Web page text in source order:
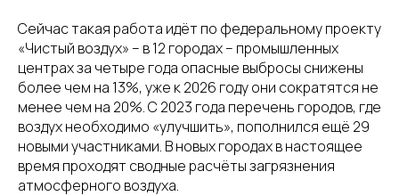
Сейчас такая работа идёт по федеральному проекту
«Чистый воздух» – в 12 городах – промышленных
центрах за четыре года опасные выбросы снижены
более чем на 13%, уже к 2026 году они сократятся не
менее чем на 20%. С 2023 года перечень городов, где
воздух необходимо «улучшить», пополнился ещё 29
новыми участниками. В новых городах в настоящее
время проходят сводные расчёты загрязнения
атмосферного воздуха.